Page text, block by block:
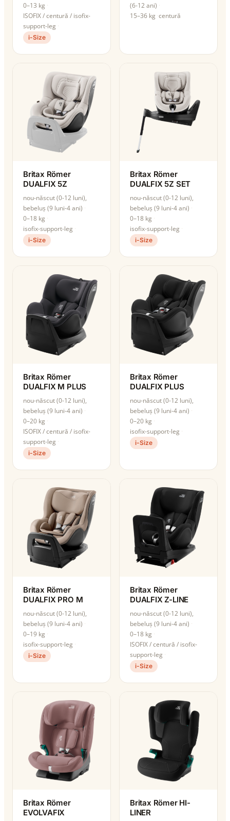
0–13 kg
ISOFIX / centură / isofix-
support-leg
i-Size
(6-12 ani)
15–36 kg centură
Britax Römer
DUALFIX 5Z
nou-născut (0-12 luni),
bebeluș (9 luni-4 ani)
0–18 kg
isofix-support-leg
i-Size
Britax Römer
DUALFIX 5Z SET
nou-născut (0-12 luni),
bebeluș (9 luni-4 ani)
0–18 kg
isofix-support-leg
i-Size
Britax Römer
DUALFIX M PLUS
nou-născut (0-12 luni),
bebeluș (9 luni-4 ani)
0–20 kg
ISOFIX / centură / isofix-
support-leg
i-Size
Britax Römer
DUALFIX PLUS
nou-născut (0-12 luni),
bebeluș (9 luni-4 ani)
0–20 kg
isofix-support-leg
i-Size
Britax Römer
DUALFIX PRO M
nou-născut (0-12 luni),
bebeluș (9 luni-4 ani)
0–19 kg
isofix-support-leg
i-Size
Britax Römer
DUALFIX Z-LINE
nou-născut (0-12 luni),
bebeluș (9 luni-4 ani)
0–18 kg
ISOFIX / centură / isofix-
support-leg
i-Size
Britax Römer
EVOLVAFIX
Britax Römer HI-
LINER